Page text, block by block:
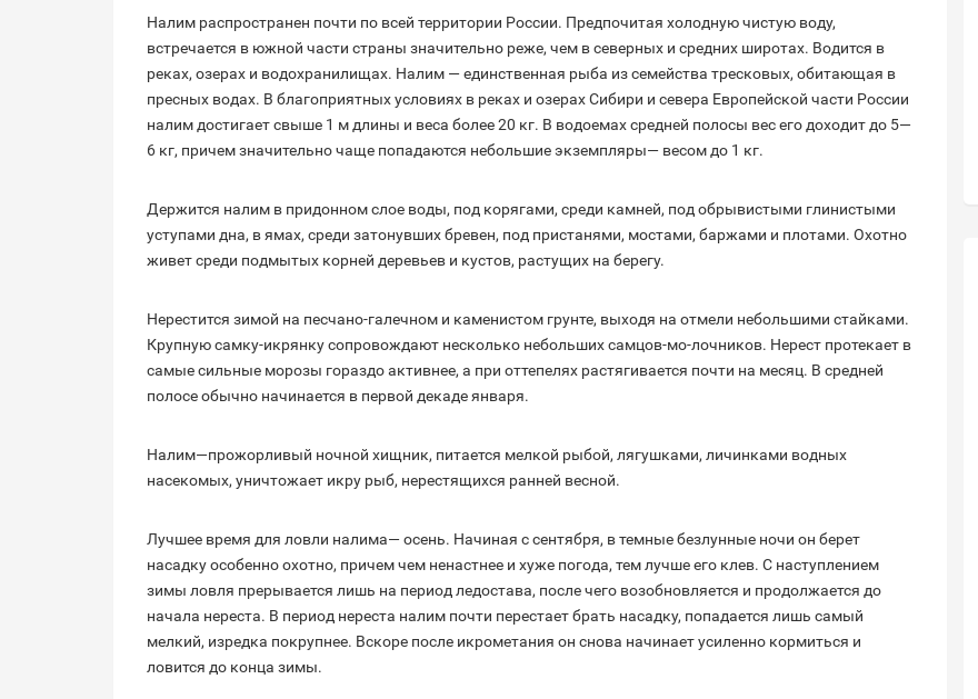
Налим распространен почти по всей территории России. Предпочитая холодную чистую воду,
встречается в южной части страны значительно реже, чем в северных и средних широтах. Водится в
реках, озерах и водохранилищах. Налим — единственная рыба из семейства тресковых, обитающая в
пресных водах. В благоприятных условиях в реках и озерах Сибири и севера Европейской части России
налим достигает свыше 1 м длины и веса более 20 кг. В водоемах средней полосы вес его доходит до 5—
6 кг, причем значительно чаще попадаются небольшие экземпляры— весом до 1 кг.
Держится налим в придонном слое воды, под корягами, среди камней, под обрывистыми глинистыми
уступами дна, в ямах, среди затонувших бревен, под пристанями, мостами, баржами и плотами. Охотно
живет среди подмытых корней деревьев и кустов, растущих на берегу.
Нерестится зимой на песчано-галечном и каменистом грунте, выходя на отмели небольшими стайками.
Крупную самку-икрянку сопровождают несколько небольших самцов-мо-лочников. Нерест протекает в
самые сильные морозы гораздо активнее, а при оттепелях растягивается почти на месяц. В средней
полосе обычно начинается в первой декаде января.
Налим—прожорливый ночной хищник, питается мелкой рыбой, лягушками, личинками водных
насекомых, уничтожает икру рыб, нерестящихся ранней весной.
Лучшее время для ловли налима— осень. Начиная с сентября, в темные безлунные ночи он берет
насадку особенно охотно, причем чем ненастнее и хуже погода, тем лучше его клев. С наступлением
зимы ловля прерывается лишь на период ледостава, после чего возобновляется и продолжается до
начала нереста. В период нереста налим почти перестает брать насадку, попадается лишь самый
мелкий, изредка покрупнее. Вскоре после икрометания он снова начинает усиленно кормиться и
ловится до конца зимы.